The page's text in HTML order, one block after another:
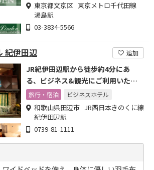
東京都文京区 東京メトロ千代田線
湯島駅
03-3834-5566
紀伊田辺 追加
JR紀伊田辺駅から徒歩約4分にあ
る、ビジネス&観光にご利用いただ
けるホテルです。
旅行・宿泊 ビジネスホテル
和歌山県田辺市 JR西日本きのくに線
紀伊田辺駅
0739-81-1111